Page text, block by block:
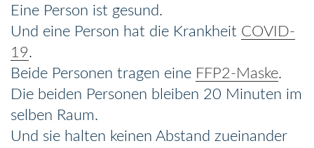
Eine Person ist gesund.
Und eine Person hat die Krankheit COVID-
19.
Beide Personen tragen eine FFP2-Maske.
Die beiden Personen bleiben 20 Minuten im
selben Raum.
Und sie halten keinen Abstand zueinander